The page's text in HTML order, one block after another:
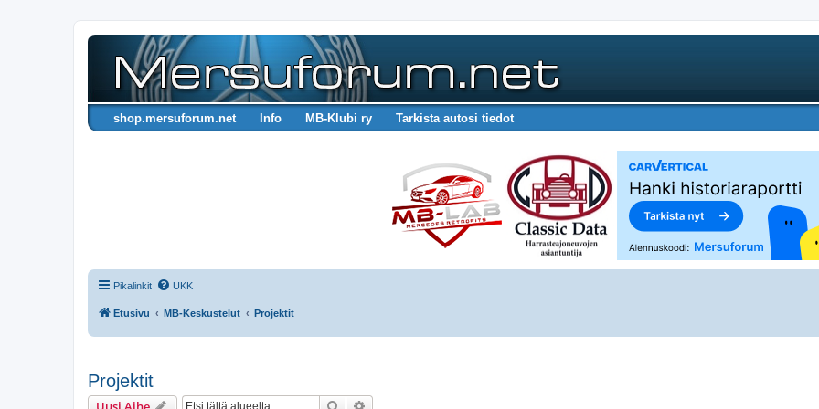
shop.mersuforum.net Info MB-Klubi ry Tarkista autosi tiedot
Pikalinkit UKK
Etusivu MB-Keskustelut Projektit
Projektit
Etsi